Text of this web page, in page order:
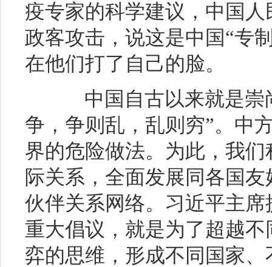
疫专家的科学建议，中国
政客攻击，说这是中国“专
在他们打了自己的脸。
中国自古以来就是崇
争，争则乱，乱则穷”。中
界的危险做法。为此，我
际关系，全面发展同各国
伙伴关系网络。习近平主
重大倡议，就是为了超越
弈的思维，形成不同国家